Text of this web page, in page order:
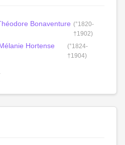
Bonaventure (°1820-
†1902)
Hortense
(°1824-
†1904)